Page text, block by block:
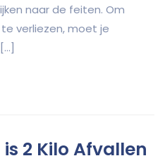
naar de feiten. Om
verliezen, moet je
2 Kilo Afvallen